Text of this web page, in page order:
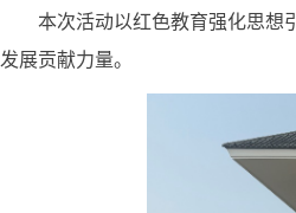
本次活动以红色教育强化思想
发展贡献力量。